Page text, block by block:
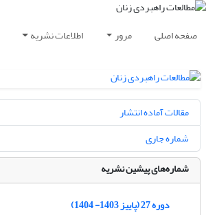
صفحه اصلی مرور اطلاعات نشریه
مقالات آماده انتشار
شماره جاری
شماره‌های پیشین نشریه
دوره 27 (پاییز 1403- 1404)